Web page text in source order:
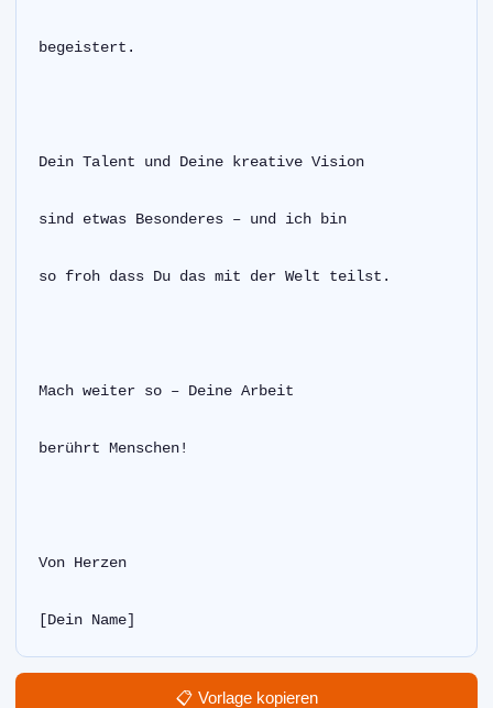
begeistert.
Dein Talent und Deine kreative Vision
sind etwas Besonderes – und ich bin
so froh dass Du das mit der Welt teilst.
Mach weiter so – Deine Arbeit
berührt Menschen!
Von Herzen
[Dein Name]
📋 Vorlage kopieren